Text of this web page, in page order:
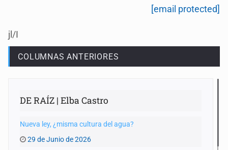
[email protected]
jl/I
COLUMNAS ANTERIORES
DE RAÍZ | Elba Castro
Nueva ley, ¿misma cultura del agua?
29 de Junio de 2026